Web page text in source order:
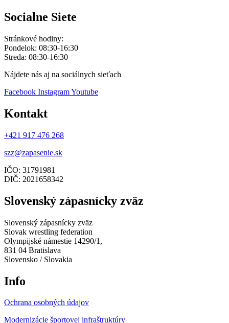
Socialne Siete
Stránkové hodiny:
Pondelok: 08:30-16:30
Streda: 08:30-16:30
Nájdete nás aj na sociálnych sieťach
Facebook InstagramYoutube
Kontakt
+421 917 476 268
szz@zapasenie.sk
IČO: 31791981
DIČ: 2021658342
Slovenský zápasnícky zväz
Slovenský zápasnícky zväz
Slovak wrestling federation
Olympijské námestie 14290/1,
831 04 Bratislava
Slovensko / Slovakia
Info
Ochrana osobných údajov
Modernizácie športovej infraštruktúry